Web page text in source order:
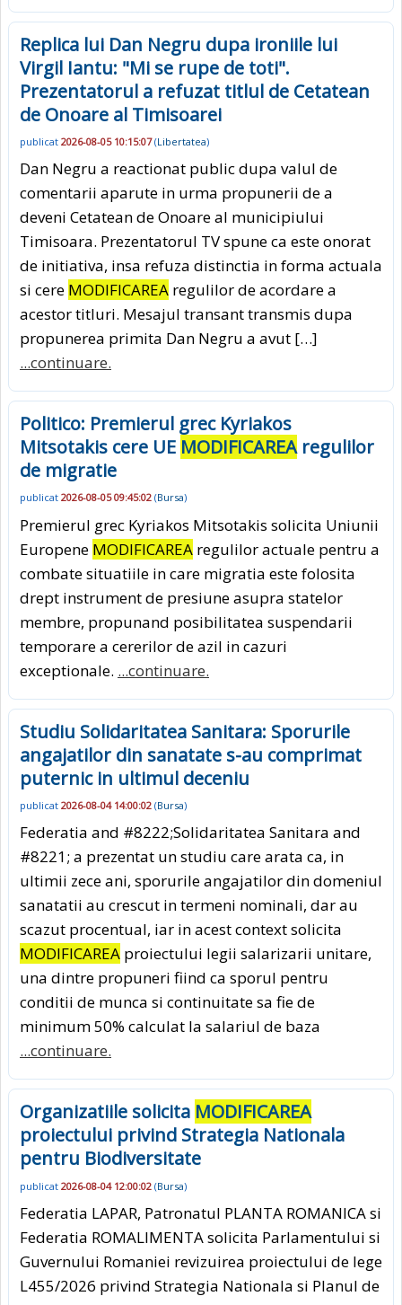
Replica lui Dan Negru dupa ironiile lui
Virgil Iantu: "Mi se rupe de toti".
Prezentatorul a refuzat titlul de Cetatean
de Onoare al Timisoarei
publicat 2026-08-05 10:15:07(Libertatea)
Dan Negru a reactionat public dupa valul de
comentarii aparute in urma propunerii de a
deveni Cetatean de Onoare al municipiului
Timisoara. Prezentatorul TV spune ca este onorat
de initiativa, insa refuza distinctia in forma actuala
si cere MODIFICAREA regulilor de acordare a
acestor titluri. Mesajul transant transmis dupa
propunerea primita Dan Negru a avut […]
...continuare.
Politico: Premierul grec Kyriakos
Mitsotakis cere UE MODIFICAREAregulilor
de migratie
publicat 2026-08-05 09:45:02 (Bursa)
Premierul grec Kyriakos Mitsotakis solicita Uniunii
Europene MODIFICAREA regulilor actuale pentru a
combate situatiile in care migratia este folosita
drept instrument de presiune asupra statelor
membre, propunand posibilitatea suspendarii
temporare a cererilor de azil in cazuri
exceptionale. ...continuare.
Studiu Solidaritatea Sanitara: Sporurile
angajatilor din sanatate s-au comprimat
puternic in ultimul deceniu
publicat 2026-08-04 14:00:02 (Bursa)
Federatia and #8222;Solidaritatea Sanitara and
#8221; a prezentat un studiu care arata ca, in
ultimii zece ani, sporurile angajatilor din domeniul
sanatatii au crescut in termeni nominali, dar au
scazut procentual, iar in acest context solicita
MODIFICAREA proiectului legii salarizarii unitare,
una dintre propuneri fiind ca sporul pentru
conditii de munca si continuitate sa fie de
minimum 50% calculat la salariul de baza
...continuare.
Organizatiile solicita MODIFICAREA
proiectului privind Strategia Nationala
pentru Biodiversitate
publicat 2026-08-04 12:00:02 (Bursa)
Federatia LAPAR, Patronatul PLANTA ROMANICA si
Federatia ROMALIMENTA solicita Parlamentului si
Guvernului Romaniei revizuirea proiectului de lege
L455/2026 privind Strategia Nationala si Planul de